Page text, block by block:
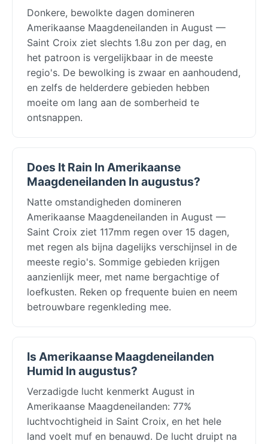
Donkere, bewolkte dagen domineren
Amerikaanse Maagdeneilanden in August —
Saint Croix ziet slechts 1.8u zon per dag, en
het patroon is vergelijkbaar in de meeste
regio's. De bewolking is zwaar en aanhoudend,
en zelfs de helderdere gebieden hebben
moeite om lang aan de somberheid te
ontsnappen.
Does It Rain In Amerikaanse
Maagdeneilanden In augustus?
Natte omstandigheden domineren
Amerikaanse Maagdeneilanden in August —
Saint Croix ziet 117mm regen over 15 dagen,
met regen als bijna dagelijks verschijnsel in de
meeste regio's. Sommige gebieden krijgen
aanzienlijk meer, met name bergachtige of
loefkusten. Reken op frequente buien en neem
betrouwbare regenkleding mee.
Is Amerikaanse Maagdeneilanden
Humid In augustus?
Verzadigde lucht kenmerkt August in
Amerikaanse Maagdeneilanden: 77%
luchtvochtigheid in Saint Croix, en het hele
land voelt muf en benauwd. De lucht druipt na